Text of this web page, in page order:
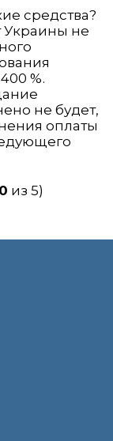
средства?
Украины не
%.
не будет,
оплаты
из 5)